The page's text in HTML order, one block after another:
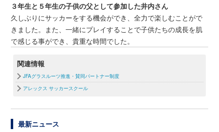
３年生と５年生の子供の父として参加した井内さん
久しぶりにサッカーをする機会ができ、全力で楽しむことがで
きました。また、一緒にプレイすることで子供たちの成長を肌
で感じる事ができ、貴重な時間でした。
関連情報
JFAグラスルーツ推進・賛同パートナー制度
アレックス サッカースクール
最新ニュース